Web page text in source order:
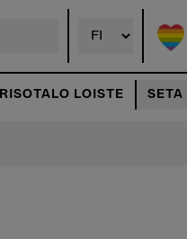
LOISTE SETA